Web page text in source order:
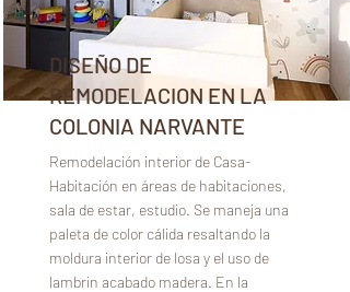
DISEÑO DE
REMODELACION EN LA
COLONIA NARVANTE
Remodelación interior de Casa-
Habitación en áreas de habitaciones,
sala de estar, estudio. Se maneja una
paleta de color cálida resaltando la
moldura interior de losa y el uso de
lambrin acabado madera. En la